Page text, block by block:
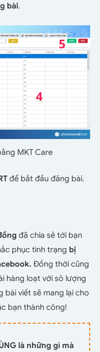
bài.
MKT Care
để bắt đầu đăng bài.
đã chia sẻ tới bạn
phục tình trạng bị
Đồng thời cũng
hàng loạt với sô lượng
bài viết sẽ mang lại cho
bạn thành công!
là những gì mà